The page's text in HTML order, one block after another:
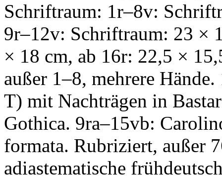
Schriftraum: 1r–8v:
9r–12v: Schriftraum: 23 ×
× 18 cm, ab 16r: 22,5 ×
außer 1–8, mehrere
T) mit Nachträgen in
Gothica. 9ra–15vb:
formata. Rubriziert, außer
adiastematische